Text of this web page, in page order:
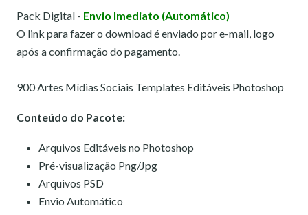
Pack Digital - Envio Imediato (Automático)
O link para fazer o download é enviado por e-mail, logo
após a confirmação do pagamento.
900 Artes Mídias Sociais Templates Editáveis Photoshop
Conteúdo do Pacote:
Arquivos Editáveis no Photoshop
Pré-visualização Png/Jpg
Arquivos PSD
Envio Automático